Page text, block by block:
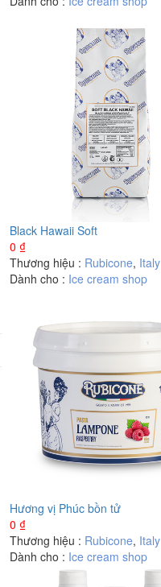
Black Hawaii Soft
0 ₫
Thương hiệu : Rubicone, Italy
Dành cho : Ice cream shop
Hương vị Phúc bồn tử
0 ₫
Thương hiệu : Rubicone, Italy
Dành cho : Ice cream shop